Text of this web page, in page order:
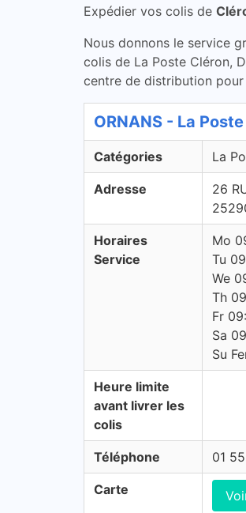
Expédier vos colis de
Nous donnons le service
colis de La Poste Cléron,
centre de distribution pour
ORNANS - La
Catégories La
Adresse
26
Horaires
Service
Mo
Tu
We
Th
Fr
Sa
Su
Heure limite
avant livrer les
colis
Téléphone 01
Carte